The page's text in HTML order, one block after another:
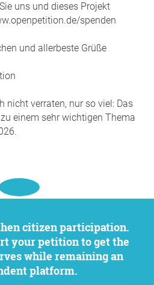
uns und dieses Projekt
spenden
und allerbeste Grüße
nicht verraten, nur so viel: Das
einem sehr wichtigen Thema
your petition to get the
while remaining an
platform.